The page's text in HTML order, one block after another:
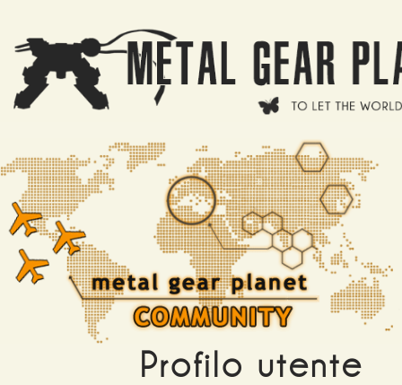
Profilo utente